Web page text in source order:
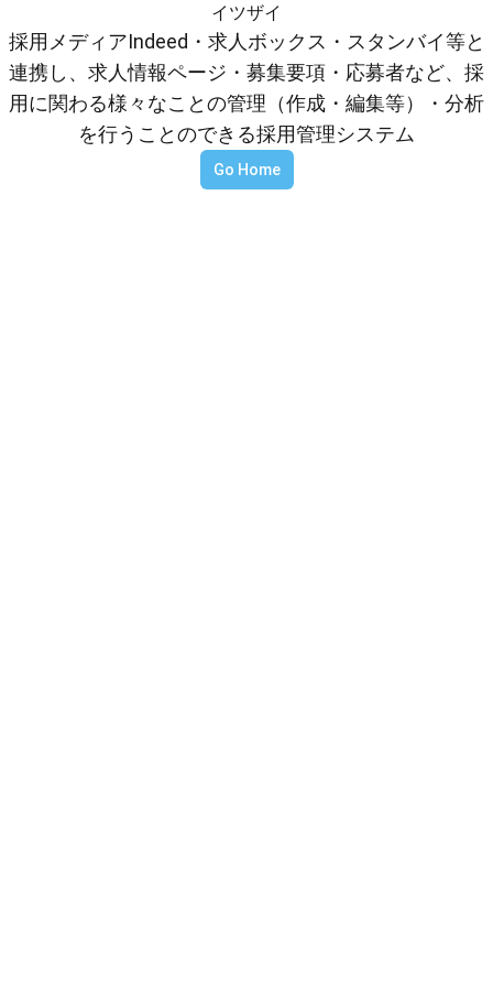
イツザイ
採用メディアIndeed・求人ボックス・スタンバイ等と
連携し、求人情報ページ・募集要項・応募者など、採
用に関わる様々なことの管理（作成・編集等）・分析
を行うことのできる採用管理システム
Go Home